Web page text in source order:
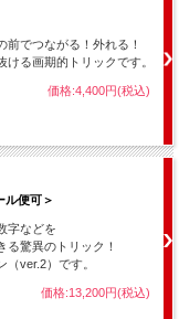
に飛び移る」という
てメッセージやイラ
ったりとシンプルな
～っと徐々に現れま
してもおすすめです。
ズに切って自作して
ょうど良いサイズで
白紙のトランプ
でいったん品切れにな
でつながる！外れる！
る画期的トリックです。
価格:4,400円(税込)
ル便可＞
字などを
る驚異のトリック！
ver.2）です。
価格:13,200円(税込)